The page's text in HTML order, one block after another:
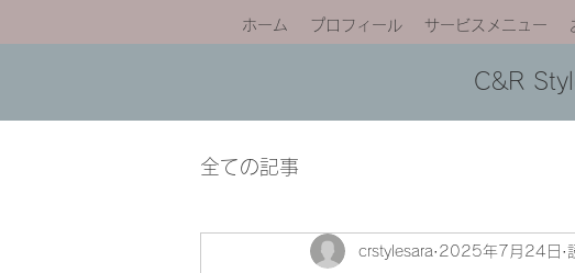
ホーム プロフィール サービスメニュー
C&R
全ての記事
crstylesara 2025年7月24日